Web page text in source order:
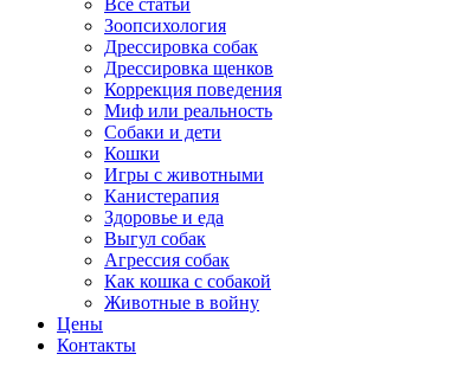
Все статьи
Зоопсихология
Дрессировка собак
Дрессировка щенков
Коррекция поведения
Миф или реальность
Собаки и дети
Кошки
Игры с животными
Канистерапия
Здоровье и еда
Выгул собак
Агрессия собак
Как кошка с собакой
Животные в войну
Цены
Контакты